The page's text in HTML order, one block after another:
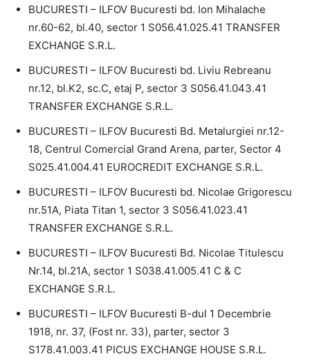
BUCURESTI – ILFOV Bucuresti bd. Ion Mihalache
nr.60-62, bl.40, sector 1 S056.41.025.41 TRANSFER
EXCHANGE S.R.L.
BUCURESTI – ILFOV Bucuresti bd. Liviu Rebreanu
nr.12, bl.K2, sc.C, etaj P, sector 3 S056.41.043.41
TRANSFER EXCHANGE S.R.L.
BUCURESTI – ILFOV Bucuresti Bd. Metalurgiei nr.12-
18, Centrul Comercial Grand Arena, parter, Sector 4
S025.41.004.41 EUROCREDIT EXCHANGE S.R.L.
BUCURESTI – ILFOV Bucuresti bd. Nicolae Grigorescu
nr.51A, Piata Titan 1, sector 3 S056.41.023.41
TRANSFER EXCHANGE S.R.L.
BUCURESTI – ILFOV Bucuresti Bd. Nicolae Titulescu
Nr.14, bl.21A, sector 1 S038.41.005.41 C & C
EXCHANGE S.R.L.
BUCURESTI – ILFOV Bucuresti B-dul 1 Decembrie
1918, nr. 37, (Fost nr. 33), parter, sector 3
S178.41.003.41 PICUS EXCHANGE HOUSE S.R.L.